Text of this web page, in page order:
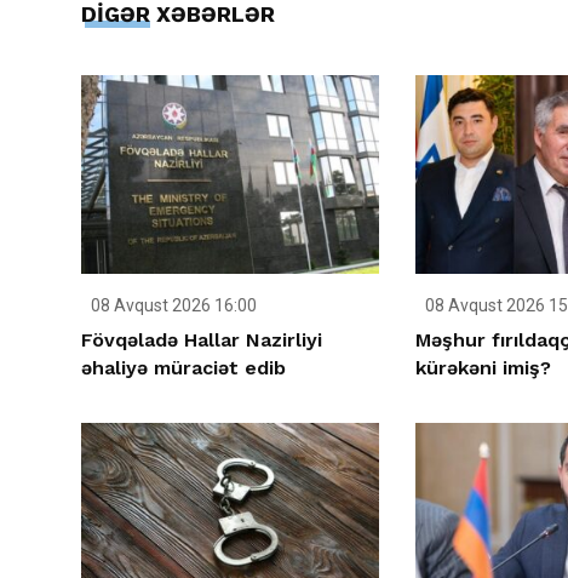
DİGƏR XƏBƏRLƏR
08 Avqust 2026 16:00
Fövqəladə Hallar Nazirliyi
əhaliyə müraciət edib
08 Avqust 2026
Məşhur
kürəkəni imiş?